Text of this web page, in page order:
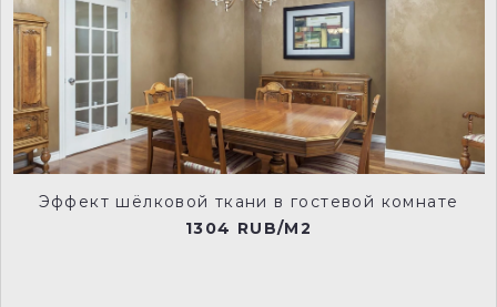
Эффект шёлковой ткани в гостевой комнате
1304 RUB/M2